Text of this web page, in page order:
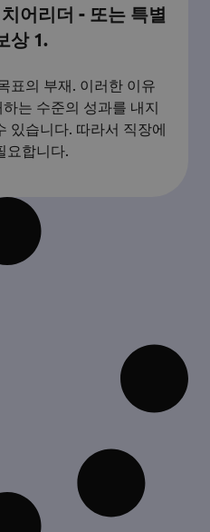
어리더 - 또는 특별
상 1.
표의 부재. 이러한 이유
는 수준의 성과를 내지
있습니다. 따라서 직장에
요합니다.